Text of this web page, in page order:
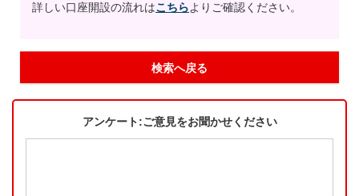
詳しい口座開設の流れはこちらよりご確認ください。
検索へ戻る
アンケート:ご意見をお聞かせください